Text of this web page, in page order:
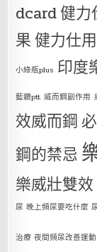
dcard健力
果健力仕
小綠瓶plus 印度
藍鑽ptt 威而鋼副作用
效威而鋼
鋼的禁忌
樂威壯雙效
尿 晚上頻尿要吃什麼
治療 夜間頻尿改善運